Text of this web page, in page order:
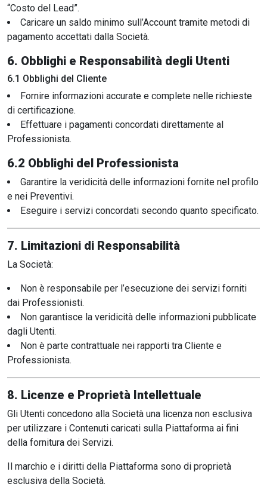
“Costo del Lead”.
Caricare un saldo minimo sull’Account tramite metodi di
pagamento accettati dalla Società.
6. Obblighi e Responsabilità degli Utenti
6.1 Obblighi del Cliente
Fornire informazioni accurate e complete nelle richieste
di certificazione.
Effettuare i pagamenti concordati direttamente al
Professionista.
6.2 Obblighi del Professionista
Garantire la veridicità delle informazioni fornite nel profilo
e nei Preventivi.
Eseguire i servizi concordati secondo quanto specificato.
7. Limitazioni di Responsabilità
La Società:
Non è responsabile per l’esecuzione dei servizi forniti
dai Professionisti.
Non garantisce la veridicità delle informazioni pubblicate
dagli Utenti.
Non è parte contrattuale nei rapporti tra Cliente e
Professionista.
8. Licenze e Proprietà Intellettuale
Gli Utenti concedono alla Società una licenza non esclusiva
per utilizzare i Contenuti caricati sulla Piattaforma ai fini
della fornitura dei Servizi.
Il marchio e i diritti della Piattaforma sono di proprietà
esclusiva della Società.